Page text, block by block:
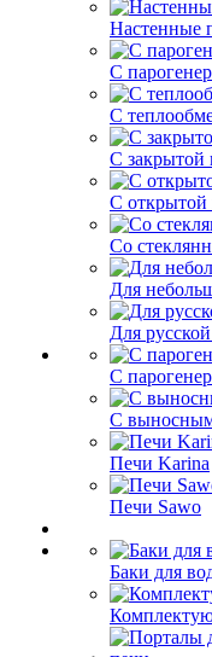
Настенные
С
С
С закрытой
С открытой
Со
Для
Для
С
С
Печи Karina
Печи Sawo
Баки для